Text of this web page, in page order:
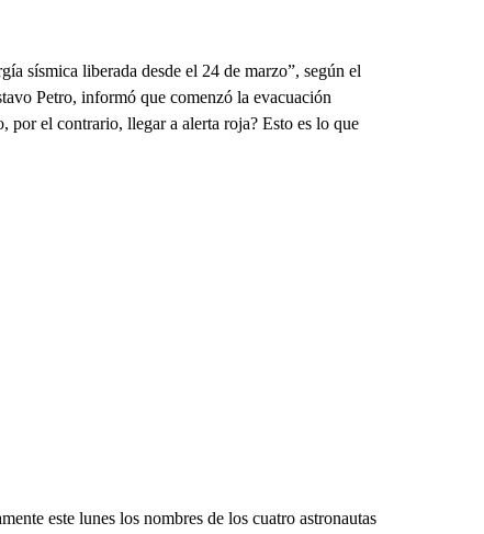
sísmica liberada desde el 24 de marzo”, según el
Petro, informó que comenzó la evacuación
por el contrario, llegar a alerta roja? Esto es lo que
este lunes los nombres de los cuatro astronautas